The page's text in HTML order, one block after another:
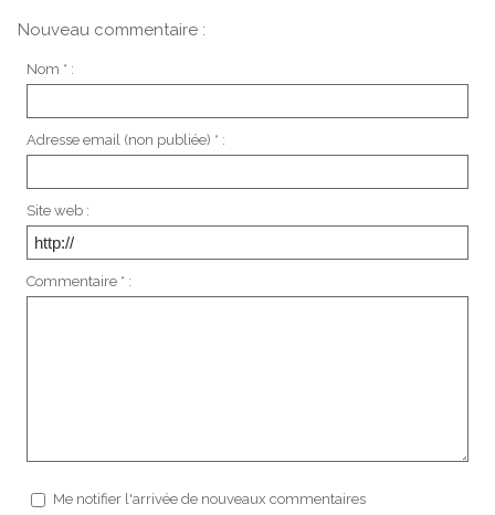
Nouveau commentaire :
Nom * :
Adresse email (non publiée) * :
Site web :
Commentaire * :
Me notifier l'arrivée de nouveaux commentaires